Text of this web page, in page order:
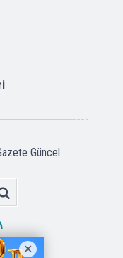
Güncel